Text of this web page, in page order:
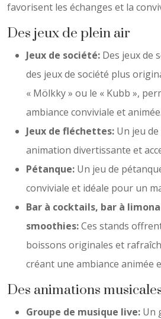
favorisent les échanges et la
Des jeux de plein air
Jeux de société: Des jeux de
des jeux de société plus
« Mölkky » ou le « Kubb »,
ambiance conviviale et animée.
Jeux de fléchettes: Un jeu
animation divertissante et
Pétanque: Un jeu de
conviviale et idéale pour un
Bar à cocktails, bar à
smoothies:Ces stands
boissons originales et
créant une ambiance animée
Des animations
Groupe de musique live: Un